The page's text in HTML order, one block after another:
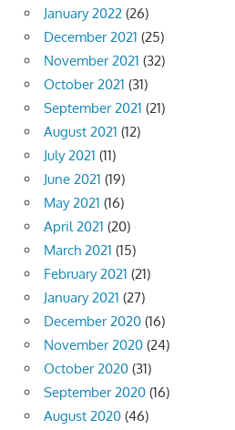
January 2022 (26)
December 2021 (25)
November 2021 (32)
October 2021 (31)
September 2021 (21)
August 2021 (12)
July 2021 (11)
June 2021 (19)
May 2021 (16)
April 2021 (20)
March 2021 (15)
February 2021 (21)
January 2021 (27)
December 2020 (16)
November 2020 (24)
October 2020 (31)
September 2020 (16)
August 2020 (46)